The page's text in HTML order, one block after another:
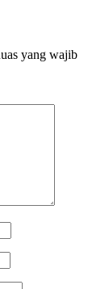
yang wajib